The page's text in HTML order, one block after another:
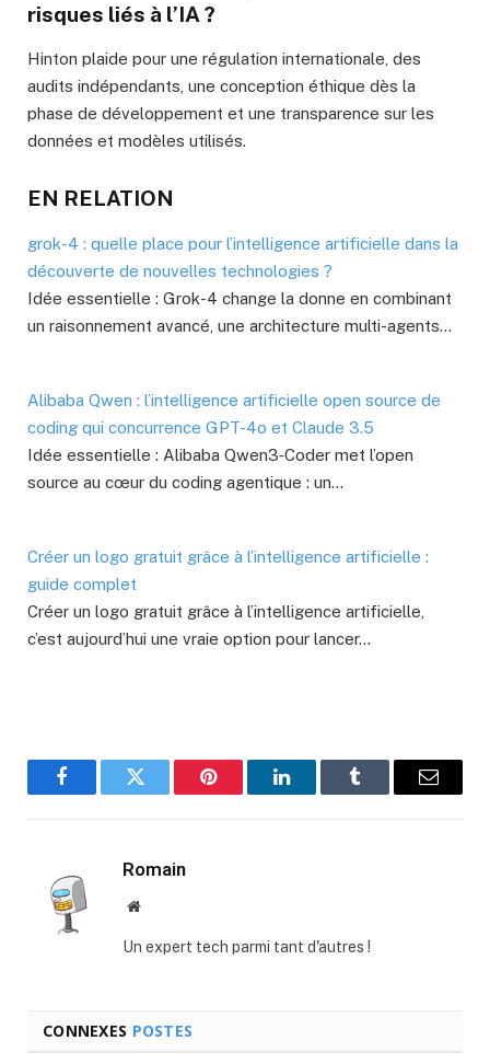
risques liés à l’IA ?
Hinton plaide pour une régulation internationale, des
audits indépendants, une conception éthique dès la
phase de développement et une transparence sur les
données et modèles utilisés.
EN RELATION
grok-4 : quelle place pour l’intelligence artificielle dans la
découverte de nouvelles technologies ?
Idée essentielle : Grok-4 change la donne en combinant
un raisonnement avancé, une architecture multi-agents…
Alibaba Qwen : l’intelligence artificielle open source de
coding qui concurrence GPT-4o et Claude 3.5
Idée essentielle : Alibaba Qwen3‑Coder met l’open
source au cœur du coding agentique : un…
Créer un logo gratuit grâce à l’intelligence artificielle :
guide complet
Créer un logo gratuit grâce à l’intelligence artificielle,
c’est aujourd’hui une vraie option pour lancer…
FacebookTwitter Pinterest LinkedInTumblr
E-
Romain
Site
Un expert tech parmi tant d'autres !
CONNEXES POSTES